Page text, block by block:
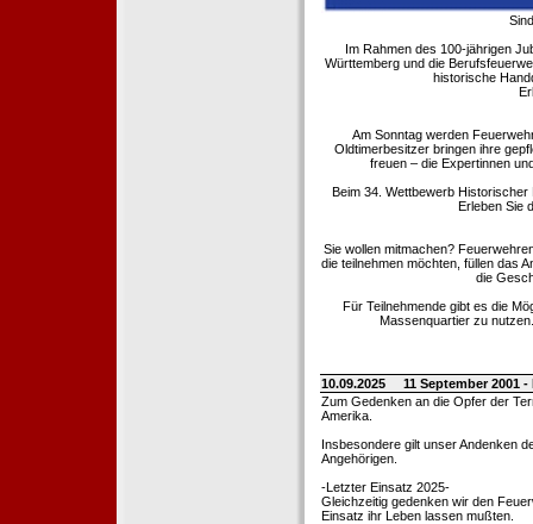
Im Rahmen des 100-jährigen
Württemberg und die
historische
Am Sonntag werden
Oldtimerbesitzer bringen ihre
freuen – die Expertinnen
Beim 34. Wettbewerb
Erleben Sie
Sie wollen mitmachen?
die teilnehmen möchten, füllen das
die
Für Teilnehmende gibt es die
Massenquartier zu
10.09.2025
11 September 2001
Zum Gedenken an die Opfer der
Amerika.
Insbesondere gilt unser Andenken
Angehörigen.
-Letzter Einsatz 2025-
Gleichzeitig gedenken wir den
Einsatz ihr Leben lassen mußten.